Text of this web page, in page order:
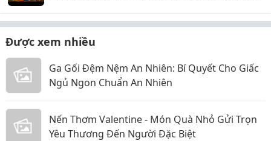
Được xem nhiều
Ga Gối Đệm Nệm An Nhiên: Bí Quyết Cho Giấc
Ngủ Ngon Chuẩn An Nhiên
Nến Thơm Valentine - Món Quà Nhỏ Gửi Trọn
Yêu Thương Đến Người Đặc Biệt